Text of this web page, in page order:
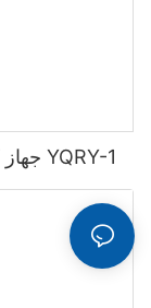
جهاز كيّ وتجفيف بالبخار ذكي لعارضات الأزياء YQRY-1